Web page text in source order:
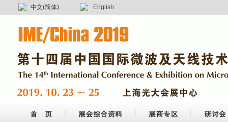
中文(简体) English